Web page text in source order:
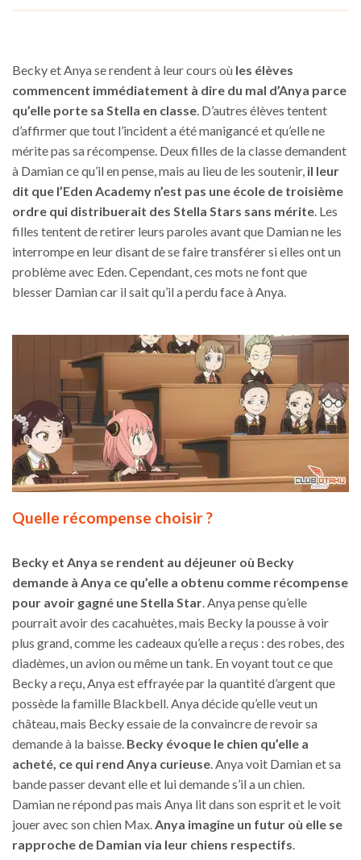
a
options
peuvent
être
choisies
page
du
produit
a
options
peuvent
être
choisies
page
du
produit
Becky et Anya se rendent à leur cours où les élèves
commencent immédiatement à dire du mal d’Anya parce
qu’elle porte sa Stella en classe. D’autres élèves tentent
d’affirmer que tout l’incident a été manigancé et qu’elle ne
mérite pas sa récompense. Deux filles de la classe demandent
à Damian ce qu’il en pense, mais au lieu de les soutenir, il leur
dit que l’Eden Academy n’est pas une école de troisième
ordre qui distribuerait des Stella Stars sans mérite. Les
filles tentent de retirer leurs paroles avant que Damian ne les
interrompe en leur disant de se faire transférer si elles ont un
problème avec Eden. Cependant, ces mots ne font que
blesser Damian car il sait qu’il a perdu face à Anya.
Quelle récompense choisir ?
Becky et Anya se rendent au déjeuner où Becky
demande à Anya ce qu’elle a obtenu comme récompense
pour avoir gagné une Stella Star . Anya pense qu’elle
pourrait avoir des cacahuètes, mais Becky la pousse à voir
plus grand, comme les cadeaux qu’elle a reçus : des robes, des
diadèmes, un avion ou même un tank. En voyant tout ce que
Becky a reçu, Anya est effrayée par la quantité d’argent que
possède la famille Blackbell. Anya décide qu’elle veut un
château, mais Becky essaie de la convaincre de revoir sa
demande à la baisse. Becky évoque le chien qu’elle a
acheté, ce qui rend Anya curieuse . Anya voit Damian et sa
bande passer devant elle et lui demande s’il a un chien.
Damian ne répond pas mais Anya lit dans son esprit et le voit
jouer avec son chien Max. Anya imagine un futur où elle se
rapproche de Damian via leur chiens respectifs